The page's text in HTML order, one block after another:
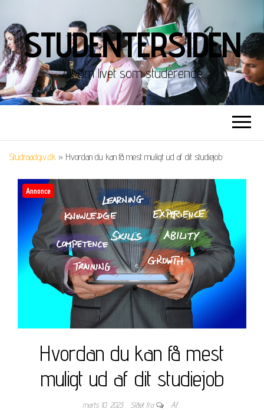
STUDENTERSIDEN
Alt om livet som studerende
Studraadgiv.dk » Hvordan du kan få mest muligt ud af dit studiejob
Annonce
Hvordan du kan få mest
muligt ud af dit studiejob
marts 10, 2023 Slået fra Af